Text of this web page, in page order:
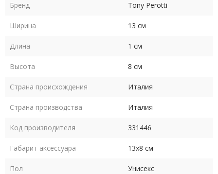
Бренд Tony Perotti
Ширина 13 см
Длина 1 см
Высота 8 см
Страна происхождения Италия
Страна производства Италия
Код производителя 331446
Габарит аксессуара 13х8 см
Пол Унисекс